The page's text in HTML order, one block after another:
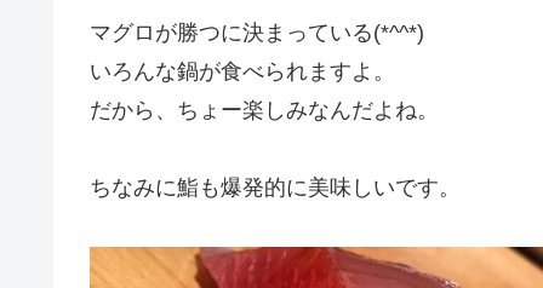
マグロが勝つに決まっている(*^^*)
いろんな鍋が食べられますよ。
だから、ちょー楽しみなんだよね。
ちなみに鮨も爆発的に美味しいです。